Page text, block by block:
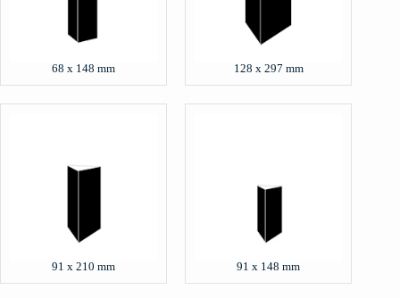
68 x 148 mm 128 x 297 mm
91 x 210 mm 91 x 148 mm